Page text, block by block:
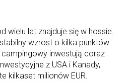
wielu lat znajduje się w hossie.
wzrost o kilka punktów
inwestują coraz
z USA i Kanady,
kilkaset milionów EUR.